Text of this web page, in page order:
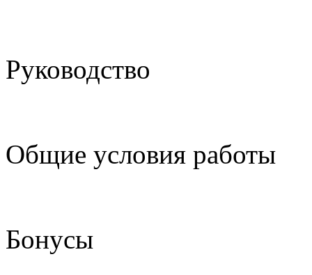
Руководство
Общие условия работы
Бонусы